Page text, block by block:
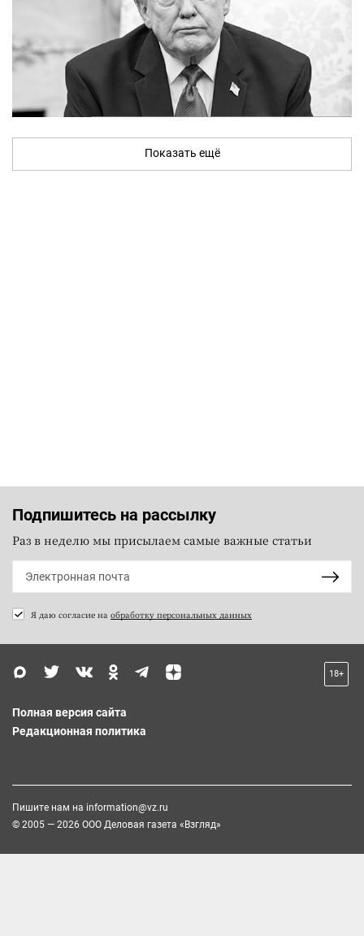
Показать ещё
Подпишитесь на рассылку
Раз в неделю мы присылаем самые важные статьи
Я даю согласие на обработку персональных данных
18+
Полная версия сайта
Редакционная политика
Пишите нам на information@vz.ru
© 2005 — 2026 ООО Деловая газета «Взгляд»